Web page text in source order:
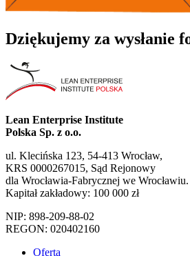
Dziękujemy za wysłanie
Lean Enterprise Institute
Polska Sp. z o.o.
ul. Klecińska 123, 54-413 Wrocław,
KRS 0000267015, Sąd Rejonowy
dla Wrocławia-Fabrycznej we Wrocławiu.
Kapitał zakładowy: 100 000 zł
NIP: 898-209-88-02
REGON: 020402160
Oferta